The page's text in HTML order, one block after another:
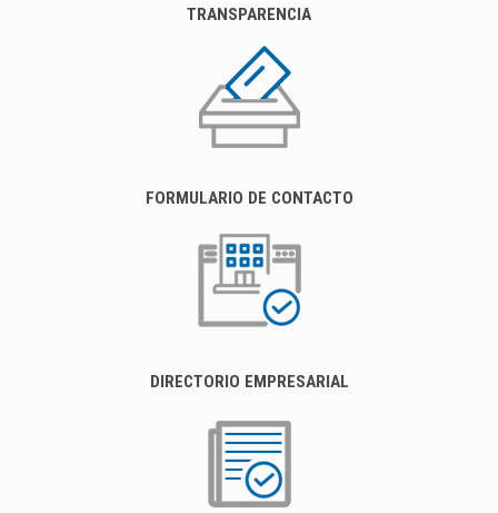
TRANSPARENCIA
FORMULARIO DE CONTACTO
DIRECTORIO EMPRESARIAL